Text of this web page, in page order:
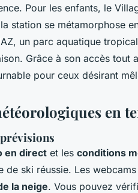
Pour les enfants, le
station se métamorphose
un parc aquatique
Grâce à son accès tout
pour ceux désirant
en
en direct et les conditions
de ski réussie. Les
la neige. Vous pouvez